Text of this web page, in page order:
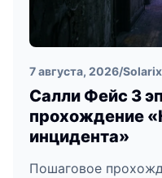
7 августа, 2026/Solarix
Салли Фейс 3
прохождение
инцидента»
Пошаговое